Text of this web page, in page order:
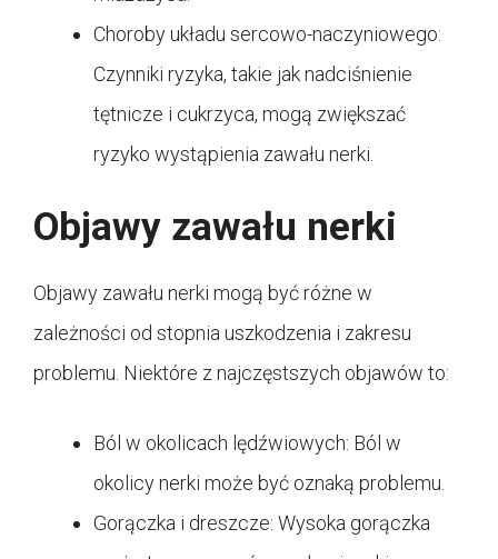
Choroby układu sercowo-naczyniowego:
Czynniki ryzyka, takie jak nadciśnienie
tętnicze i cukrzyca, mogą zwiększać
ryzyko wystąpienia zawału nerki.
Objawy zawału nerki
Objawy zawału nerki mogą być różne w
zależności od stopnia uszkodzenia i zakresu
problemu. Niektóre z najczęstszych objawów to:
Ból w okolicach lędźwiowych: Ból w
okolicy nerki może być oznaką problemu.
Gorączka i dreszcze: Wysoka gorączka